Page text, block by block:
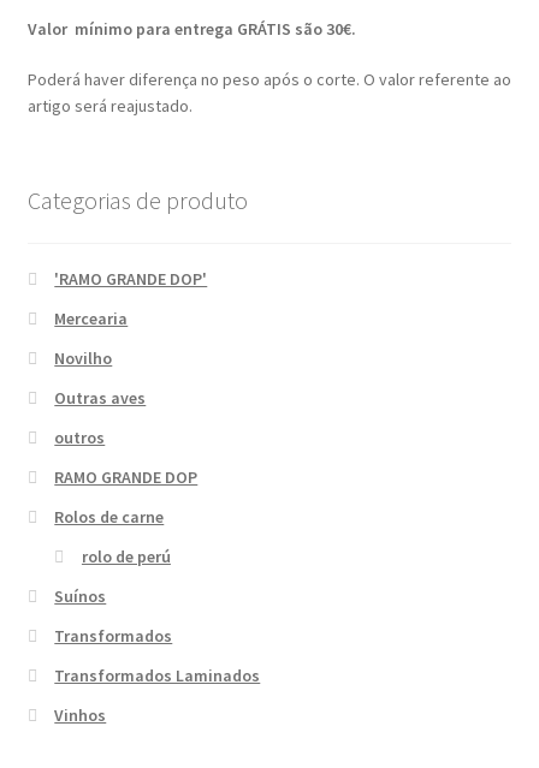
Valor mínimo para entrega GRÁTIS são 30€.
Poderá haver diferença no peso após o corte. O valor referente ao
artigo será reajustado.
Categorias de produto
'RAMO GRANDE DOP'
Mercearia
Novilho
Outras aves
outros
RAMO GRANDE DOP
Rolos de carne
rolo de perú
Suínos
Transformados
Transformados Laminados
Vinhos